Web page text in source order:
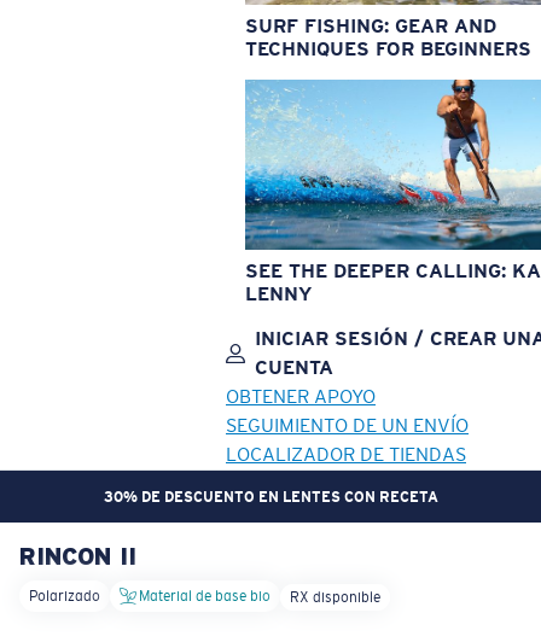
SURF FISHING: GEAR AND
TECHNIQUES FOR BEGINNERS
SEE THE DEEPER CALLING:
LENNY
INICIAR SESIÓN / CREAR
CUENTA
OBTENER APOYO
SEGUIMIENTO DE UN ENVÍO
LOCALIZADOR DE TIENDAS
30% DE DESCUENTO EN LENTES CON RECETA
OBJETIVO ACTUALIZADO
RINCON II
Polarizado Material de base bio RX disponible